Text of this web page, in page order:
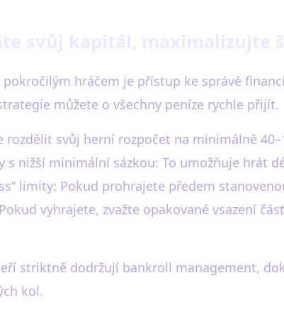
hráčem je přístup ke správě
můžete o všechny peníze rychle přijít.
svůj herní rozpočet na minimálně
s nižší minimální sázkou: To umožňuje hrát
limity: Pokud prohrajete předem
vyhrajete, zvažte opakované vsazení
striktně dodržují bankroll management,
kol.